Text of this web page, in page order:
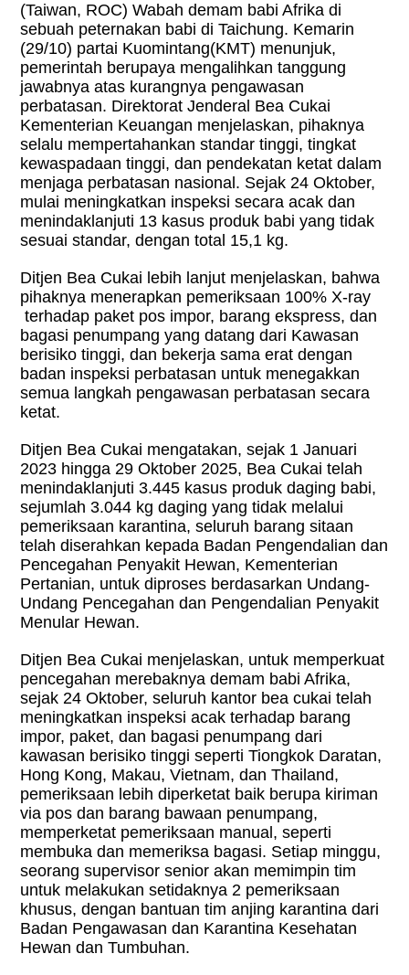
(Taiwan, ROC) Wabah demam babi Afrika di
sebuah peternakan babi di Taichung. Kemarin
(29/10) partai Kuomintang(KMT) menunjuk,
pemerintah berupaya mengalihkan tanggung
jawabnya atas kurangnya pengawasan
perbatasan. Direktorat Jenderal Bea Cukai
Kementerian Keuangan menjelaskan, pihaknya
selalu mempertahankan standar tinggi, tingkat
kewaspadaan tinggi, dan pendekatan ketat dalam
menjaga perbatasan nasional. Sejak 24 Oktober,
mulai meningkatkan inspeksi secara acak dan
menindaklanjuti 13 kasus produk babi yang tidak
sesuai standar, dengan total 15,1 kg.
Ditjen Bea Cukai lebih lanjut menjelaskan, bahwa
pihaknya menerapkan pemeriksaan 100% X-ray
terhadap paket pos impor, barang ekspress, dan
bagasi penumpang yang datang dari Kawasan
berisiko tinggi, dan bekerja sama erat dengan
badan inspeksi perbatasan untuk menegakkan
semua langkah pengawasan perbatasan secara
ketat.
Ditjen Bea Cukai mengatakan, sejak 1 Januari
2023 hingga 29 Oktober 2025, Bea Cukai telah
menindaklanjuti 3.445 kasus produk daging babi,
sejumlah 3.044 kg daging yang tidak melalui
pemeriksaan karantina, seluruh barang sitaan
telah diserahkan kepada Badan Pengendalian dan
Pencegahan Penyakit Hewan, Kementerian
Pertanian, untuk diproses berdasarkan Undang-
Undang Pencegahan dan Pengendalian Penyakit
Menular Hewan.
Ditjen Bea Cukai menjelaskan, untuk memperkuat
pencegahan merebaknya demam babi Afrika,
sejak 24 Oktober, seluruh kantor bea cukai telah
meningkatkan inspeksi acak terhadap barang
impor, paket, dan bagasi penumpang dari
kawasan berisiko tinggi seperti Tiongkok Daratan,
Hong Kong, Makau, Vietnam, dan Thailand,
pemeriksaan lebih diperketat baik berupa kiriman
via pos dan barang bawaan penumpang,
memperketat pemeriksaan manual, seperti
membuka dan memeriksa bagasi. Setiap minggu,
seorang supervisor senior akan memimpin tim
untuk melakukan setidaknya 2 pemeriksaan
khusus, dengan bantuan tim anjing karantina dari
Badan Pengawasan dan Karantina Kesehatan
Hewan dan Tumbuhan.